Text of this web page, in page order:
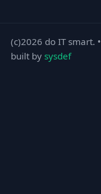
(c)2026 do IT smart. •
built by sysdef